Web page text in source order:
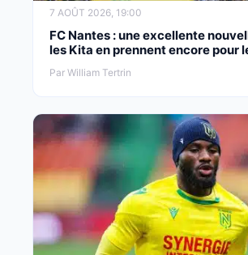
7 AOÛT 2026, 19:00
FC Nantes : une excellente
les Kita en prennent encore pour
Par William Tertrin